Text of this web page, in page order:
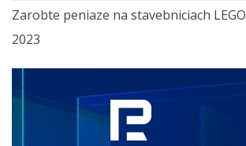
Zarobte peniaze na stavebniciach LEGO
2023